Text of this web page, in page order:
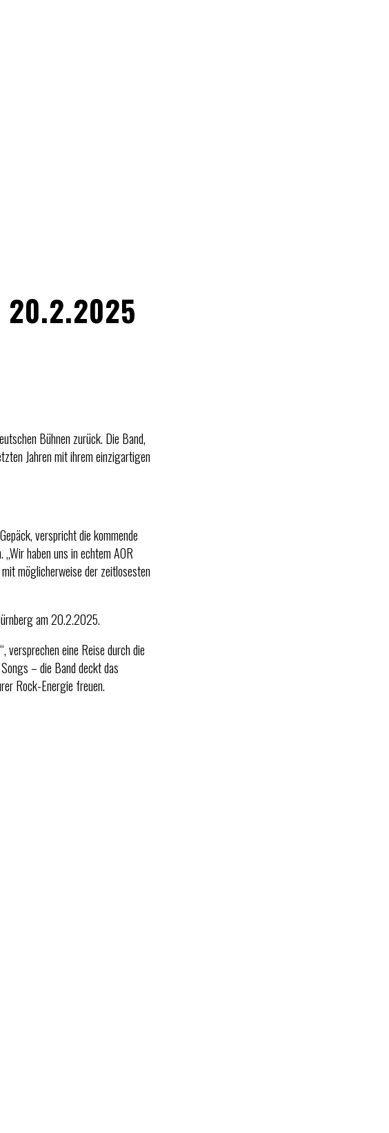
20.2.2025
Bühnen zurück. Die Band,
Jahren mit ihrem einzigartigen
verspricht die kommende
haben uns in echtem AOR
möglicherweise der zeitlosesten
am 20.2.2025.
versprechen eine Reise durch die
– die Band deckt das
Rock-Energie freuen.